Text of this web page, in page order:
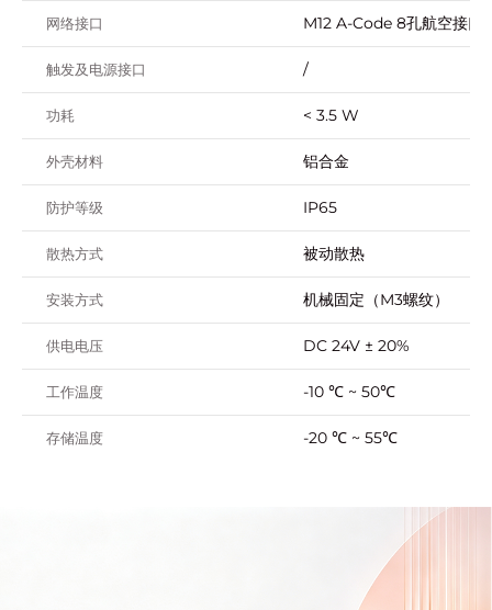
网络接口 M12 A-Code 8孔航空接⼝
触发及电源接口 /
功耗 < 3.5 W
外壳材料 铝合金
防护等级 IP65
散热方式 被动散热
安装方式 机械固定（M3螺纹）
供电电压 DC 24V ± 20%
工作温度 -10 ℃ ~ 50℃
存储温度 -20 ℃ ~ 55℃